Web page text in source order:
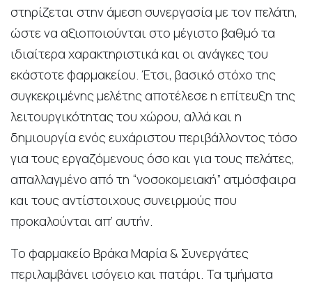
στηρίζεται στην άμεση συνεργασία με τον πελάτη,
ώστε να αξιοποιούνται στο μέγιστο βαθμό τα
ιδιαίτερα χαρακτηριστικά και οι ανάγκες του
εκάστοτε φαρμακείου. Έτσι, βασικό στόχο της
συγκεκριμένης μελέτης αποτέλεσε η επίτευξη της
λειτουργικότητας του χώρου, αλλά και η
δημιουργία ενός ευχάριστου περιβάλλοντος τόσο
για τους εργαζόμενους όσο και για τους πελάτες,
απαλλαγμένο από τη “νοσοκομειακή” ατμόσφαιρα
και τους αντίστοιχους συνειρμούς που
προκαλούνται απ’ αυτήν.
Το φαρμακείο Βράκα Μαρία & Συνεργάτες
περιλαμβάνει ισόγειο και πατάρι. Τα τμήματα